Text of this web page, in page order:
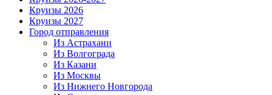
Круизы 2026
Круизы 2027
Город отправления
Из Астрахани
Из Волгограда
Из Казани
Из Москвы
Из Нижнего Новгорода